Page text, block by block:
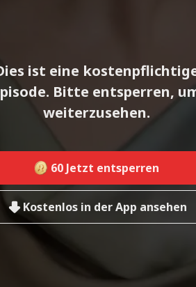
ist eine
Bitte entsperren,
weiterzusehen.
60 Jetzt entsperren
Kostenlos in der App ansehen